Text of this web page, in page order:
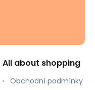
All about shopping
Obchodní podmínky